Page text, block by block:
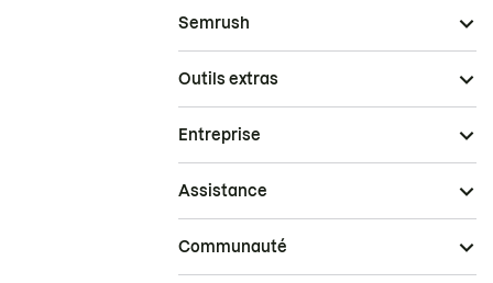
Semrush
Outils extras
Entreprise
Assistance
Communauté